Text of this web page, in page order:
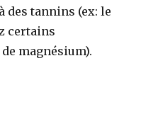
des tannins (ex: le
certains
magnésium).